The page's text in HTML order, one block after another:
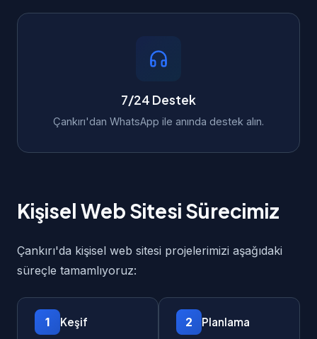
7/24 Destek
Çankırı'dan WhatsApp ile anında destek alın.
Kişisel Web Sitesi Sürecimiz
Çankırı'da kişisel web sitesi projelerimizi aşağıdaki
süreçle tamamlıyoruz:
1 Keşif 2 Planlama